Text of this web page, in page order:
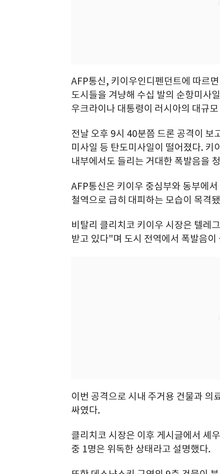
AFP통신, 키이우인디펜던트에 따르
도시들을 겨냥해 수십 발의 순항미사
우크라이나 대통령이 러시아의 대규
전날 오후 9시 40분쯤 드론 공격이 보
미사일 등 탄도미사일이 떨어졌다.
내부에서도 들리는 거대한 폭발음을
AFP통신은 키이우 중심부와 동부에
철역으로 급히 대피하는 모습이 목격
비탈리 클리치코 키이우 시장은 텔레
받고 있다"며 도시 전역에서 폭발음이
이번 공격으로 시내 주거용 건물과 의
싸였다.
클리치코 시장은 이후 게시글에서 셰
중 1명은 위독한 상태라고 설명했다.